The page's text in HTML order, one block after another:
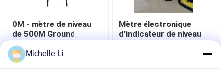
Capteur séismique de géophone
Câble séismique
0M - mètre de niveau
de 500M Ground
Borehole Water
électronique avec la
règle de robinet
meilleur prix
Mètre électronique
d'indicateur de niveau
de l'eau de forage 0M -
500M Measuring Range
meilleur prix
Michelle Li